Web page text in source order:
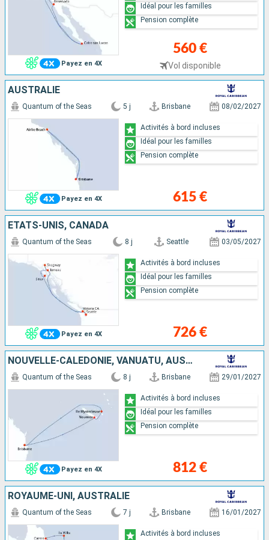
Payez en 4X
560 €
Vol disponible
Idéal pour les familles
Pension complète
AUSTRALIE
Payez en 4X
Quantum of the Seas 5 j Brisbane 08/02/2027
615 €
Activités à bord incluses
Idéal pour les familles
Pension complète
ÉTATS-UNIS, CANADA
Payez en 4X
Quantum of the Seas 8 j Seattle 03/05/2027
726 €
Activités à bord incluses
Idéal pour les familles
Pension complète
NOUVELLE-CALÉDONIE, VANUATU, AUSTRALIE
Payez en 4X
Quantum of the Seas 8 j Brisbane 29/01/2027
812 €
Activités à bord incluses
Idéal pour les familles
Pension complète
ROYAUME-UNI, AUSTRALIE
Quantum of the Seas 7 j Brisbane 16/01/2027
Activités à bord incluses